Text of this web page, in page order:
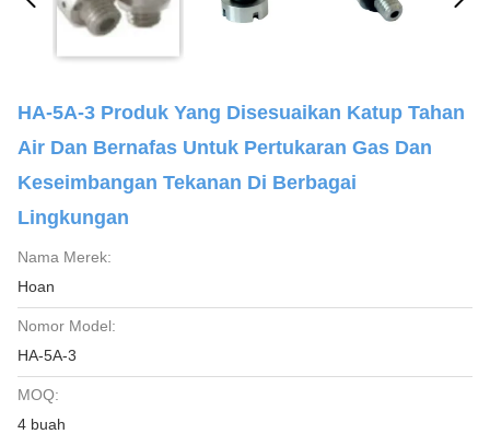
HA-5A-3 Produk Yang Disesuaikan Katup Tahan
Air Dan Bernafas Untuk Pertukaran Gas Dan
Keseimbangan Tekanan Di Berbagai
Lingkungan
Nama Merek:
Hoan
Nomor Model:
HA-5A-3
MOQ:
4 buah